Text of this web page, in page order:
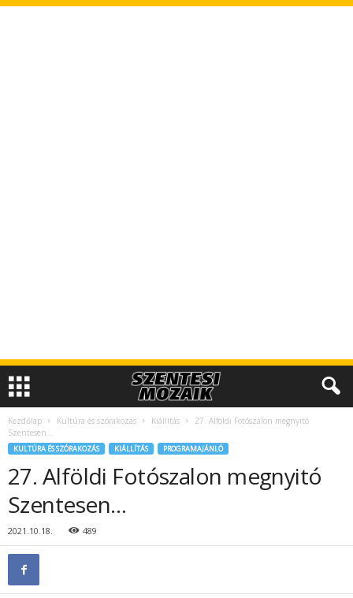
Kezdőlap Kultúra és szórakozás Kiállítás
27. Alföldi Fotószalon megnyitó
Szentesen…
KULTÚRA ÉS SZÓRAKOZÁS KIÁLLÍTÁS PROGRAMAJÁNLÓ
27. Alföldi Fotószalon megnyitó
Szentesen…
2021.10.18. 489